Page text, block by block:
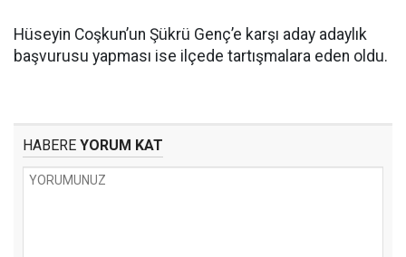
Hüseyin Coşkun’un Şükrü Genç’e karşı aday adaylık
başvurusu yapması ise ilçede tartışmalara eden oldu.
HABERE YORUM KAT